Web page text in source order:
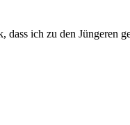
dass ich zu den Jüngeren